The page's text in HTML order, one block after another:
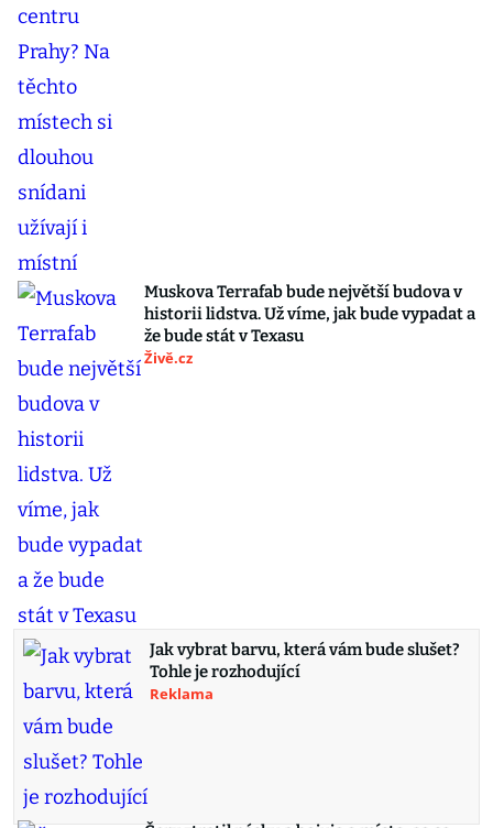
Muskova Terrafab bude největší budova v
historii lidstva. Už víme, jak bude vypadat a
že bude stát v Texasu
Živě.cz
Jak vybrat barvu, která vám bude slušet?
Tohle je rozhodující
Reklama